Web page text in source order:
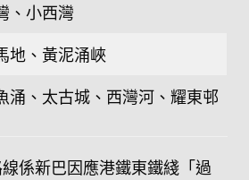
、小西灣
地、黃泥涌峽
涌、太古城、西灣河、耀東邨
係新巴因應港鐵東鐵綫「過